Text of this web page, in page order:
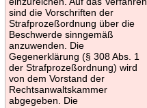
sind die Vorschriften der
Strafprozeßordnung über die
Beschwerde sinngemäß
anzuwenden. Die
Gegenerklärung (§ 308 Abs. 1
der Strafprozeßordnung) wird
von dem Vorstand der
Rechtsanwaltskammer
abgegeben. Die